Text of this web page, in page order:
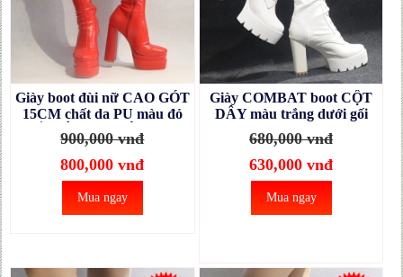
Giày boot đùi nữ CAO GÓT
15CM chất da PU màu đỏ
NỔI BẬT ống SIÊU DÀI-
ÔM CHÂN GCC11803
900,000 vnđ
800,000 vnđ
Mua ngay
Giày COMBAT boot CỘT
DÂY màu trắng dưới gối
12cm GCC127B
680,000 vnđ
630,000 vnđ
Mua ngay